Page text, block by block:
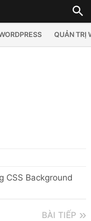
QUẢN TRỊ
CSS Background
BÀI TIẾP